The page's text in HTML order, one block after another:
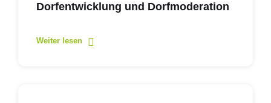
Dorfentwicklung und Dorfmoderation
Weiter lesen